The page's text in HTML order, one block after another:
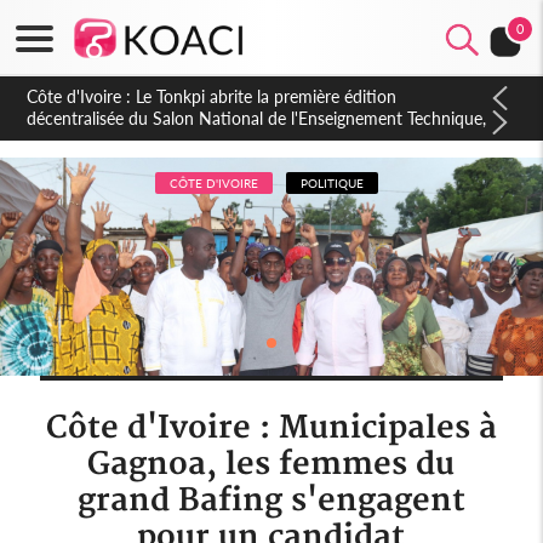
0
Côte d'Ivoire : PPA-CI, Gbagbo délègue une partie de ses
prérogatives de président à 05 cadres, vers sa retraite
politique ?
CÔTE D'IVOIRE POLITIQUE
Côte d'Ivoire : Municipales à
Gagnoa, les femmes du
grand Bafing s'engagent